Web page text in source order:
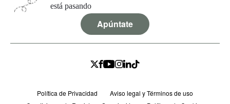
está pasando
Apúntate
Política de Privacidad
Aviso legal y Términos de uso